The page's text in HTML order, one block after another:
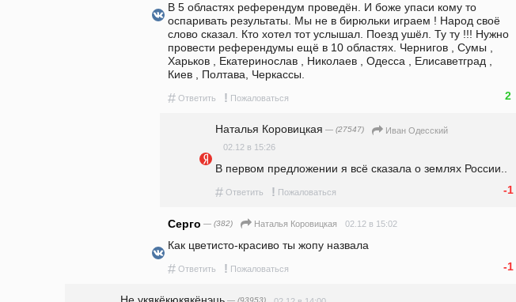
В 5 областях референдум проведён. И боже упаси кому то
оспаривать результаты. Мы не в бирюльки играем ! Народ своё
слово сказал. Кто хотел тот услышал. Поезд ушёл. Ту ту !!! Нужно
провести референдумы ещё в 10 областях. Чернигов , Сумы ,
Харьков , Екатеринослав , Николаев , Одесса , Елисаветград ,
Киев , Полтава, Черкассы.
# Ответить ! Пожаловаться 2
Наталья Коровицкая — (27547)
Иван Одесский
02.12 в 15:26
В первом предложении я всё сказала о землях России..
# Ответить ! Пожаловаться -1
Серго — (382) Наталья Коровицкая 02.12 в 15:02
Как цветисто-красиво ты жопу назвала
# Ответить ! Пожаловаться -1